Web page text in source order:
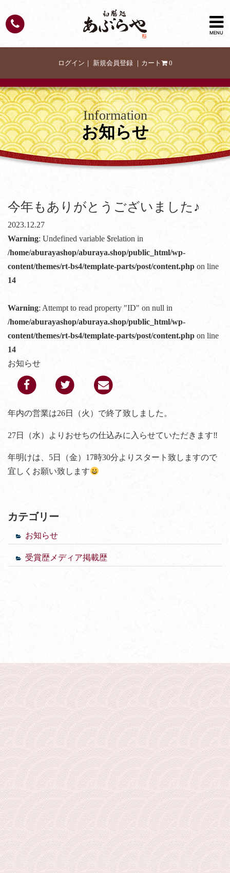
MENU
ログイン ｜ 新規会員登録｜ カート 0
Information
お知らせ
今年もありがとうございました♪
2023.12.27
Warning: Undefined variable $relation in
/home/aburayashop/aburaya.shop/public_html/wp-
content/themes/rt-bs4/template-parts/post/content.php on line
14
Warning: Attempt to read property "ID" on null in
/home/aburayashop/aburaya.shop/public_html/wp-
content/themes/rt-bs4/template-parts/post/content.php on line
14
お知らせ
年内の営業は26日（火）で終了致しました。
27日（水）よりおせちの仕込みに入らせていただきます‼︎
年明けは、5日（金）17時30分よりスタート致しますので
宜しくお願い致します
カテゴリー
お知らせ
受賞歴メディア掲載歴